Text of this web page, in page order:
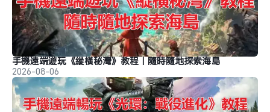
手機遠端遊玩《縱橫秘灣》教程｜隨時隨地探索海島
2026-08-06